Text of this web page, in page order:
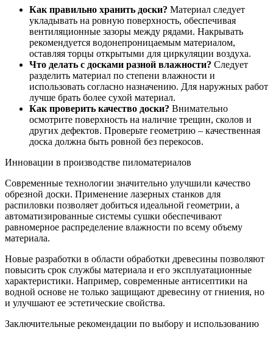
Как правильно хранить доски? Материал следует
укладывать на ровную поверхность, обеспечивая
вентиляционные зазоры между рядами. Накрывать
рекомендуется водонепроницаемым материалом,
оставляя торцы открытыми для циркуляции воздуха.
Что делать с досками разной влажности? Следует
разделить материал по степени влажности и
использовать согласно назначению. Для наружных работ
лучше брать более сухой материал.
Как проверить качество доски? Внимательно
осмотрите поверхность на наличие трещин, сколов и
других дефектов. Проверьте геометрию – качественная
доска должна быть ровной без перекосов.
Инновации в производстве пиломатериалов
Современные технологии значительно улучшили качество
обрезной доски. Применение лазерных станков для
распиловки позволяет добиться идеальной геометрии, а
автоматизированные системы сушки обеспечивают
равномерное распределение влажности по всему объему
материала.
Новые разработки в области обработки древесины позволяют
повысить срок службы материала и его эксплуатационные
характеристики. Например, современные антисептики на
водной основе не только защищают древесину от гниения, но
и улучшают ее эстетические свойства.
Заключительные рекомендации по выбору и использованию